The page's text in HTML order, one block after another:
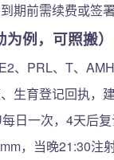
期前需续费或签
例，可照搬）
、PRL、T、
生育登记回执，
日一次，4天后
，当晚21:30注